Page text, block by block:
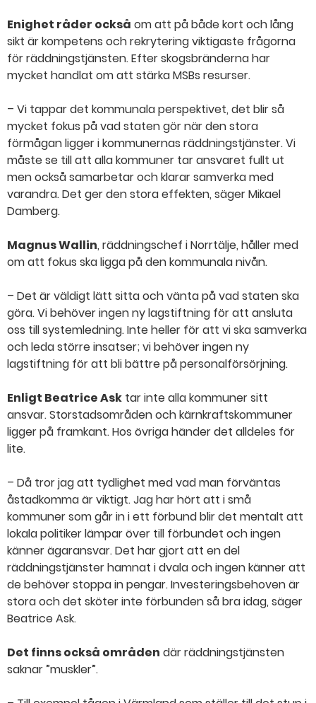
Enighet råder också om att på både kort och lång
sikt är kompetens och rekrytering viktigaste frågorna
för räddningstjänsten. Efter skogsbränderna har
mycket handlat om att stärka MSBs resurser.
– Vi tappar det kommunala perspektivet, det blir så
mycket fokus på vad staten gör när den stora
förmågan ligger i kommunernas räddningstjänster. Vi
måste se till att alla kommuner tar ansvaret fullt ut
men också samarbetar och klarar samverka med
varandra. Det ger den stora effekten, säger Mikael
Damberg.
Magnus Wallin, räddningschef i Norrtälje, håller med
om att fokus ska ligga på den kommunala nivån.
– Det är väldigt lätt sitta och vänta på vad staten ska
göra. Vi behöver ingen ny lagstiftning för att ansluta
oss till systemledning. Inte heller för att vi ska samverka
och leda större insatser; vi behöver ingen ny
lagstiftning för att bli bättre på personalförsörjning.
Enligt Beatrice Ask tar inte alla kommuner sitt
ansvar. Storstadsområden och kärnkraftskommuner
ligger på framkant. Hos övriga händer det alldeles för
lite.
– Då tror jag att tydlighet med vad man förväntas
åstadkomma är viktigt. Jag har hört att i små
kommuner som går in i ett förbund blir det mentalt att
lokala politiker lämpar över till förbundet och ingen
känner ägaransvar. Det har gjort att en del
räddningstjänster hamnat i dvala och ingen känner att
de behöver stoppa in pengar. Investeringsbehoven är
stora och det sköter inte förbunden så bra idag, säger
Beatrice Ask.
Det finns också områden där räddningstjänsten
saknar ”muskler”.